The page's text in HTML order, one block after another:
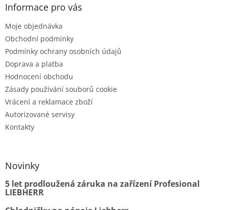
Informace pro vás
Moje objednávka
Obchodní podmínky
Podmínky ochrany osobních údajů
Doprava a platba
Hodnocení obchodu
Zásady používání souborů cookie
Vrácení a reklamace zboží
Autorizované servisy
Kontakty
Novinky
5 let prodloužená záruka na zařízení Profesional
LIEBHERR